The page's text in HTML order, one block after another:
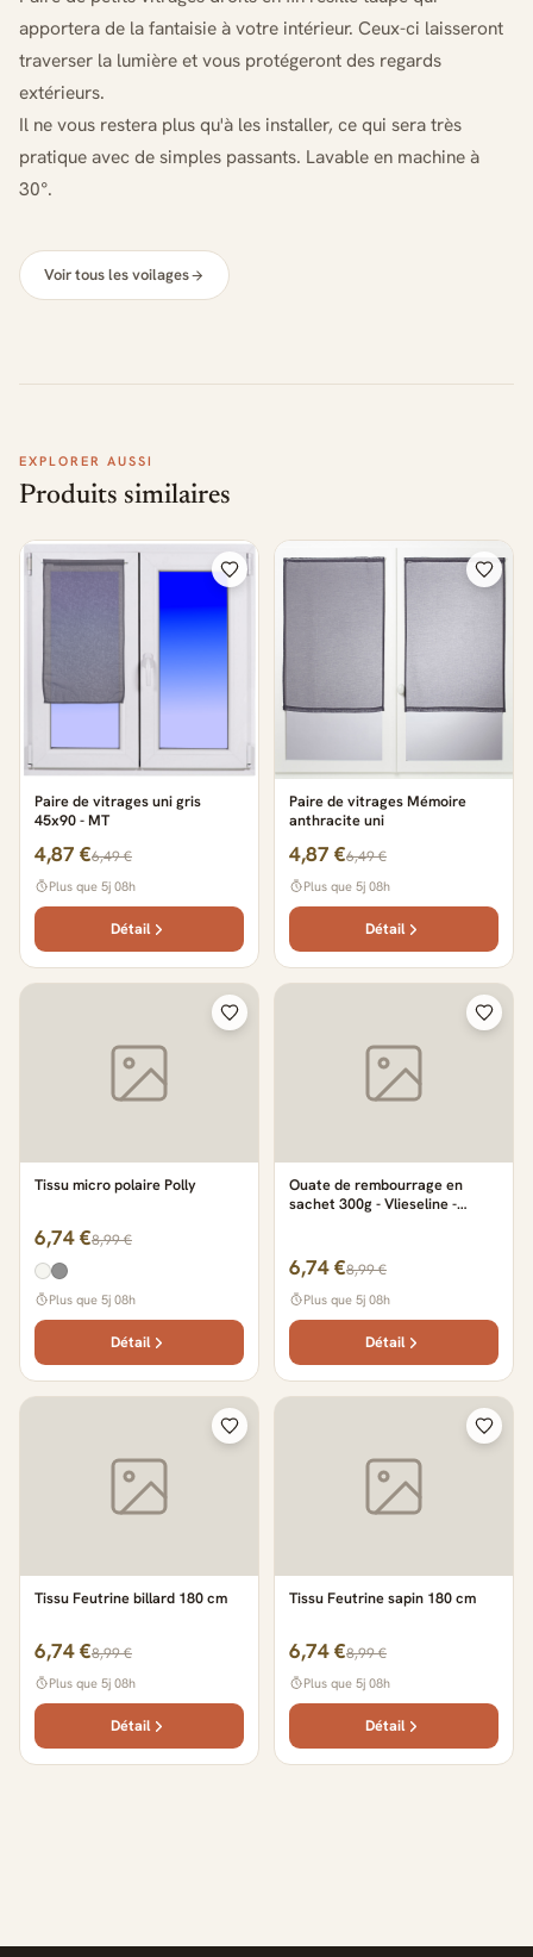
apportera de la fantaisie à votre intérieur. Ceux-ci laisseront
traverser la lumière et vous protégeront des regards
extérieurs.
Il ne vous restera plus qu'à les installer, ce qui sera très
pratique avec de simples passants. Lavable en machine à
30°.
Voir tous les voilages
EXPLORER AUSSI
Produits similaires
Paire de vitrages uni gris
45x90 - MT
4,87 €6,49 €
Plus que 5j 08h
Détail
Paire de vitrages Mémoire
anthracite uni
4,87 €6,49 €
Plus que 5j 08h
Détail
Tissu micro polaire Polly
6,74 €8,99 €
Plus que 5j 08h
Détail
Ouate de rembourrage en
sachet 300g - Vlieseline -
6,74 €8,99 €
Plus que 5j 08h
Détail
Tissu Feutrine billard 180 cm
6,74 €8,99 €
Plus que 5j 08h
Détail
Tissu Feutrine sapin 180 cm
6,74 €8,99 €
Plus que 5j 08h
Détail